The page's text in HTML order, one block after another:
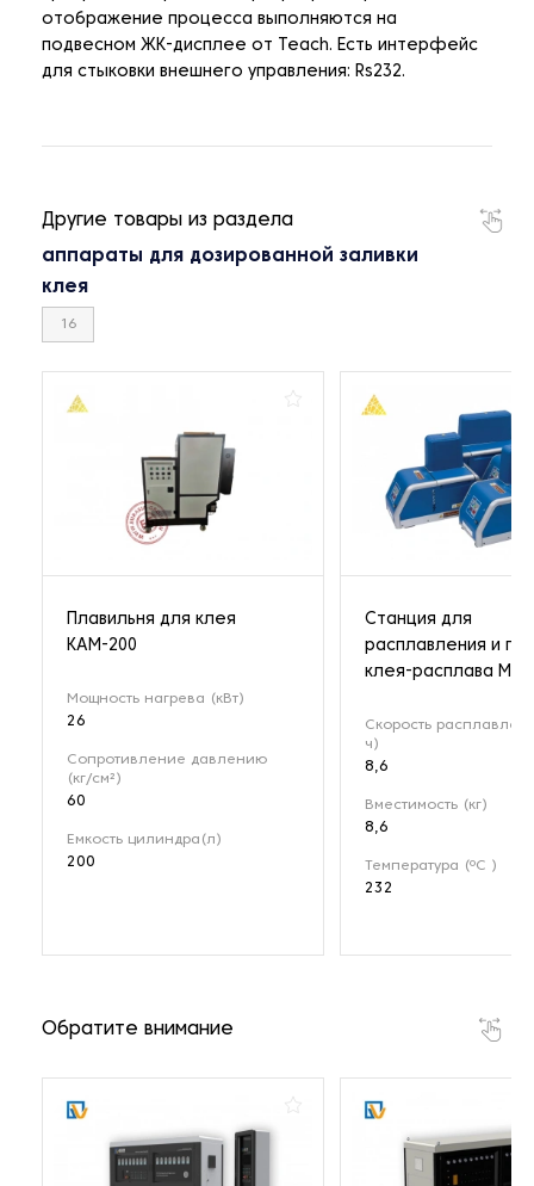
отображение процесса выполняются на
подвесном ЖК-дисплее от Teach. Есть интерфейс
для стыковки внешнего управления: Rs232.
Другие товары из раздела
аппараты для дозированной заливки
клея
16
Плавильня для клея
КАМ-200
Мощность нагрева (кВт)
26
Сопротивление давлению
(кг/см²)
60
Емкость цилиндра(л)
200
Cтанция для
расплавления и
клея-расплава
Скорость
ч)
8,6
Вместимость (кг)
8,6
Температура (ºC )
232
Обратите внимание